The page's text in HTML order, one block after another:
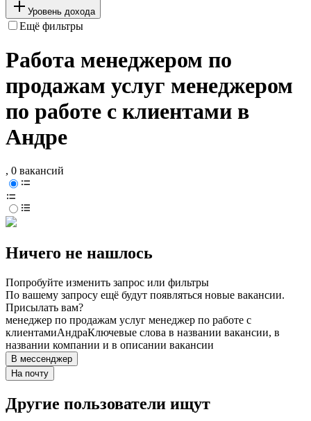
Уровень дохода
Ещё фильтры
Работа менеджером по
продажам услуг менеджером
по работе с клиентами в
Андре
, 0 вакансий
Ничего не нашлось
Попробуйте изменить запрос или фильтры
По вашему запросу ещё будут появляться новые вакансии.
Присылать вам?
менеджер по продажам услуг менеджер по работе с
клиентамиАндраКлючевые слова в названии вакансии, в
названии компании и в описании вакансии
В мессенджер
На почту
Другие пользователи ищут